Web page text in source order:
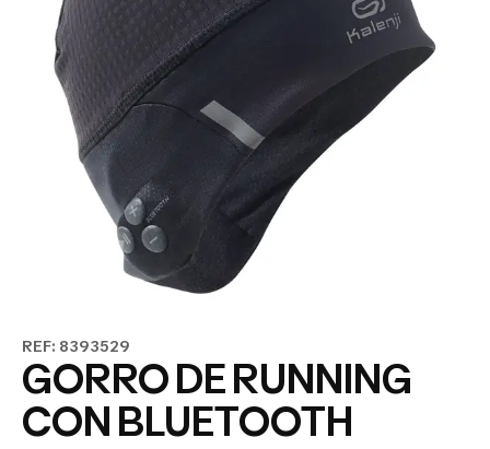
REF: 8393529
GORRO DE RUNNING
CON BLUETOOTH